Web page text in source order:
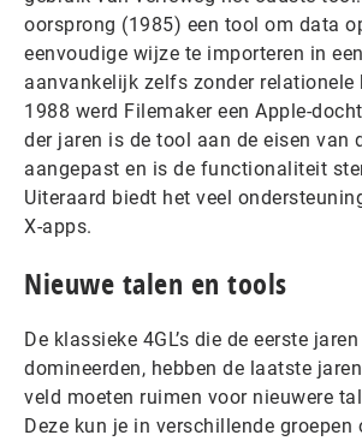
oorsprong (1985) een tool om data
eenvoudige wijze te importeren in
aanvankelijk zelfs zonder relationele
1988 werd Filemaker een Apple-
der jaren is de tool aan de eisen van
aangepast en is de functionaliteit
Uiteraard biedt het veel
X-apps.
Nieuwe talen en tools
De klassieke 4GL’s die de eerste
domineerden, hebben de laatste
veld moeten ruimen voor nieuwere
Deze kun je in verschillende groepen